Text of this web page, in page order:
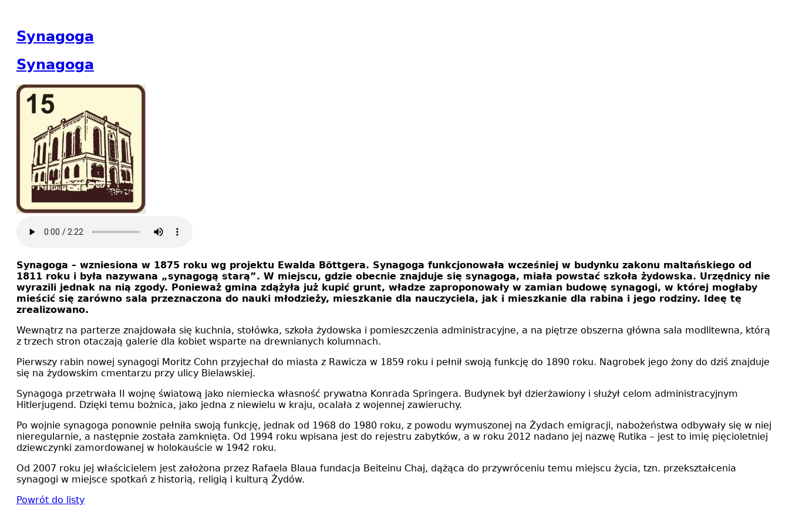
Synagoga
Synagoga
Synagoga – wzniesiona w 1875 roku wg projektu Ewalda Böttgera. Synagoga funkcjonowała wcześniej w budynku zakonu maltańskiego od
1811 roku i była nazywana „synagogą starą”. W miejscu, gdzie obecnie znajduje się synagoga, miała powstać szkoła żydowska. Urzędnicy nie
wyrazili jednak na nią zgody. Ponieważ gmina zdążyła już kupić grunt, władze zaproponowały w zamian budowę synagogi, w której mogłaby
mieścić się zarówno sala przeznaczona do nauki młodzieży, mieszkanie dla nauczyciela, jak i mieszkanie dla rabina i jego rodziny. Ideę tę
zrealizowano.
Wewnątrz na parterze znajdowała się kuchnia, stołówka, szkoła żydowska i pomieszczenia administracyjne, a na piętrze obszerna główna sala modlitewna, którą
z trzech stron otaczają galerie dla kobiet wsparte na drewnianych kolumnach.
Pierwszy rabin nowej synagogi Moritz Cohn przyjechał do miasta z Rawicza w 1859 roku i pełnił swoją funkcję do 1890 roku. Nagrobek jego żony do dziś znajduje
się na żydowskim cmentarzu przy ulicy Bielawskiej.
Synagoga przetrwała II wojnę światową jako niemiecka własność prywatna Konrada Springera. Budynek był dzierżawiony i służył celom administracyjnym
Hitlerjugend. Dzięki temu bożnica, jako jedna z niewielu w kraju, ocalała z wojennej zawieruchy.
Po wojnie synagoga ponownie pełniła swoją funkcję, jednak od 1968 do 1980 roku, z powodu wymuszonej na Żydach emigracji, nabożeństwa odbywały się w niej
nieregularnie, a następnie została zamknięta. Od 1994 roku wpisana jest do rejestru zabytków, a w roku 2012 nadano jej nazwę Rutika – jest to imię pięcioletniej
dziewczynki zamordowanej w holokauście w 1942 roku.
Od 2007 roku jej właścicielem jest założona przez Rafaela Blaua fundacja Beiteinu Chaj, dążąca do przywróceniu temu miejscu życia, tzn. przekształcenia
synagogi w miejsce spotkań z historią, religią i kulturą Żydów.
Powrót do listy